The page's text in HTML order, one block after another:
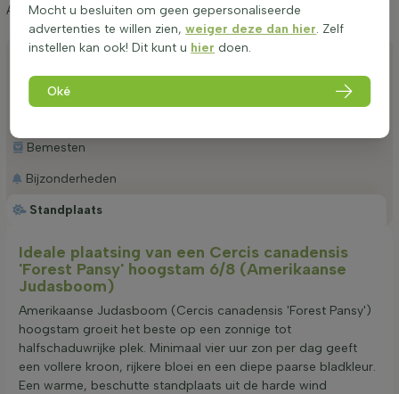
Amerikaanse Judasboom kunt genieten.
Standplaats
Aanplanten
Snoeien
Bemesten
Bijzonderheden
Ideale plaatsing van een Cercis canadensis
'Forest Pansy' hoogstam 6/8 (Amerikaanse
Judasboom)
Amerikaanse Judasboom (Cercis canadensis 'Forest Pansy')
hoogstam groeit het beste op een zonnige tot
halfschaduwrijke plek. Minimaal vier uur zon per dag geeft
een vollere kroon, rijkere bloei en een diepe paarse bladkleur.
Een warme, beschutte standplaats uit de harde wind
Mocht u besluiten om geen gepersonaliseerde
advertenties te willen zien,weiger deze dan hier. Zelf
instellen kan ook! Dit kunt u hier doen.
Oké